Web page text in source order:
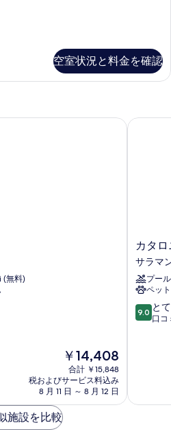
空室状況と料金を確認
(無料)
現
在
の
料
金
は
￥14,408
￥14,408
合計 ￥15,848
税およびサービス料込み
8 月 11 日 ～ 8 月 12 日
カ
タ
ロ
ニ
ア
ゴ
ヤ
セ
カタ
サラマ
プール
ペッ
10
段
素
9.0 と
口コ
カタロ
施設を比較